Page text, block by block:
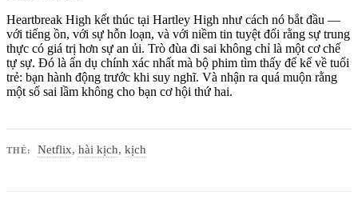
Heartbreak High kết thúc tại Hartley High như cách nó bắt đầu —
với tiếng ồn, với sự hỗn loạn, và với niềm tin tuyệt đối rằng sự trung
thực có giá trị hơn sự an ủi. Trò đùa đi sai không chỉ là một cơ chế
tự sự. Đó là ẩn dụ chính xác nhất mà bộ phim tìm thấy để kể về tuổi
trẻ: bạn hành động trước khi suy nghĩ. Và nhận ra quá muộn rằng
một số sai lầm không cho bạn cơ hội thứ hai.
THẺ: Netflix,hài kịch,kịch